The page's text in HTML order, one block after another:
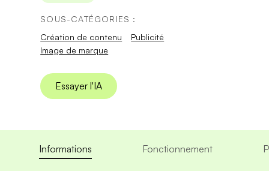
SOUS-CATÉGORIES :
Création de contenu
Publicité
Image de marque
Essayer l'IA
Informations Fonctionnement